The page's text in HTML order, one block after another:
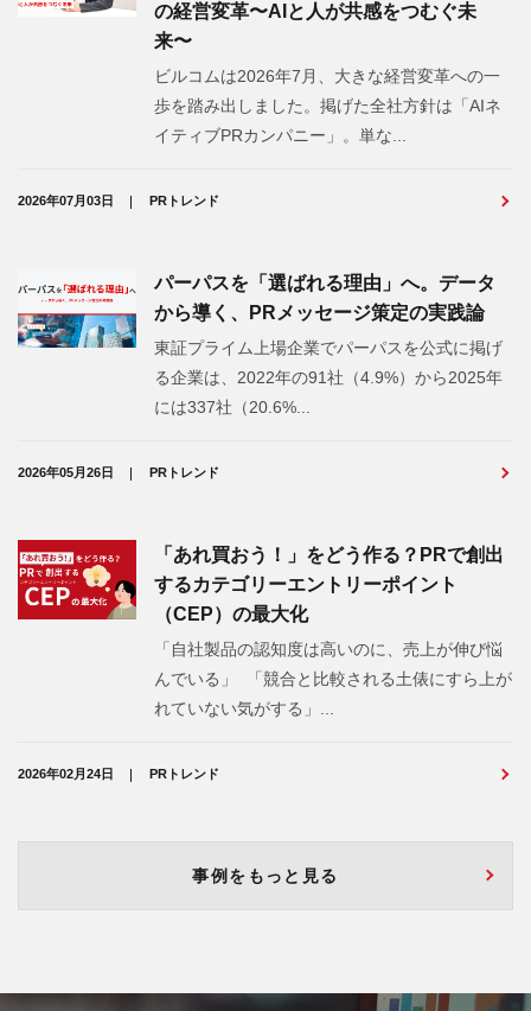
の経営変革〜AIと人が共感をつむぐ未
来〜
ビルコムは2026年7月、大きな経営変革への一
歩を踏み出しました。掲げた全社方針は「AIネ
イティブPRカンパニー」。単な...
2026年07月03日 PRトレンド
パーパスを「選ばれる理由」へ。データ
から導く、PRメッセージ策定の実践論
東証プライム上場企業でパーパスを公式に掲げ
る企業は、2022年の91社（4.9%）から2025年
には337社（20.6%...
2026年05月26日 PRトレンド
「あれ買おう！」をどう作る？PRで創出
するカテゴリーエントリーポイント
（CEP）の最大化
「自社製品の認知度は高いのに、売上が伸び悩
んでいる」 「競合と比較される土俵にすら上が
れていない気がする」...
2026年02月24日 PRトレンド
事例をもっと見る